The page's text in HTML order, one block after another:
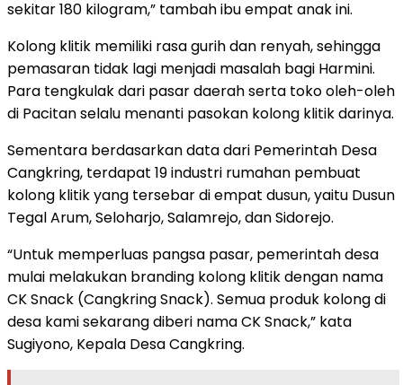
sekitar 180 kilogram,” tambah ibu empat anak ini.
Kolong klitik memiliki rasa gurih dan renyah, sehingga
pemasaran tidak lagi menjadi masalah bagi Harmini.
Para tengkulak dari pasar daerah serta toko oleh-oleh
di Pacitan selalu menanti pasokan kolong klitik darinya.
Sementara berdasarkan data dari Pemerintah Desa
Cangkring, terdapat 19 industri rumahan pembuat
kolong klitik yang tersebar di empat dusun, yaitu Dusun
Tegal Arum, Seloharjo, Salamrejo, dan Sidorejo.
“Untuk memperluas pangsa pasar, pemerintah desa
mulai melakukan branding kolong klitik dengan nama
CK Snack (Cangkring Snack). Semua produk kolong di
desa kami sekarang diberi nama CK Snack,” kata
Sugiyono, Kepala Desa Cangkring.